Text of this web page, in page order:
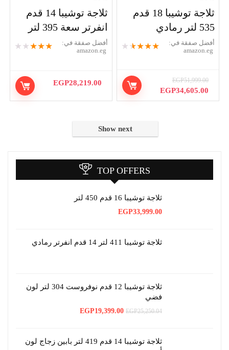
ثلاجة توشيبا 18 قدم
535 لتر رمادي
★
★
★
★
★
أفضل صفقة في:
amazon.eg
EGP51,999.00
السعر
الأصلي
EGP34,605.00
السعر
الحالي
EGP34,605.00.
ثلاجة توشيبا 14 قدم
انفرتر سعة 395 لتر
★
★
★
★
★
أفضل صفقة في:
amazon.eg
EGP28,219.00
Show next
TOP OFFERS
ثلاجة توشيبا 16 قدم 450 لتر
EGP33,999.00
ثلاجة توشيبا 411 لتر 14 قدم انفرتر رمادي
ثلاجة توشيبا 12 قدم نوفروست 304 لتر لون
فضي
EGP25,250.04
السعر
EGP19,399.00
السعر
ثلاجة توشيبا 14 قدم 419 لتر بابين زجاج لون